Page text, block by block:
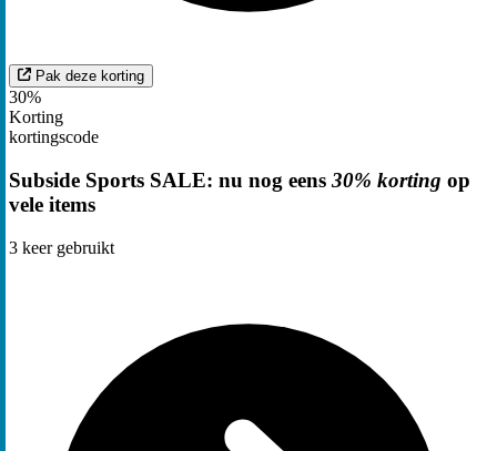
Pak deze korting
30%
Korting
kortingscode
Subside Sports SALE: nu nog eens 30% korting op
vele items
3 keer gebruikt